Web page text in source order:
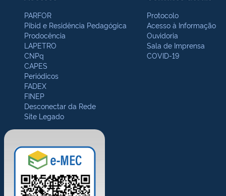
PARFOR
Pibid e Residência Pedagógica
Prodocência
LAPETRO
CNPq
CAPES
Periódicos
FADEX
FINEP
Desconectar da Rede
Site Legado
Protocolo
Acesso à Informação
Ouvidoria
Sala de Imprensa
COVID-19